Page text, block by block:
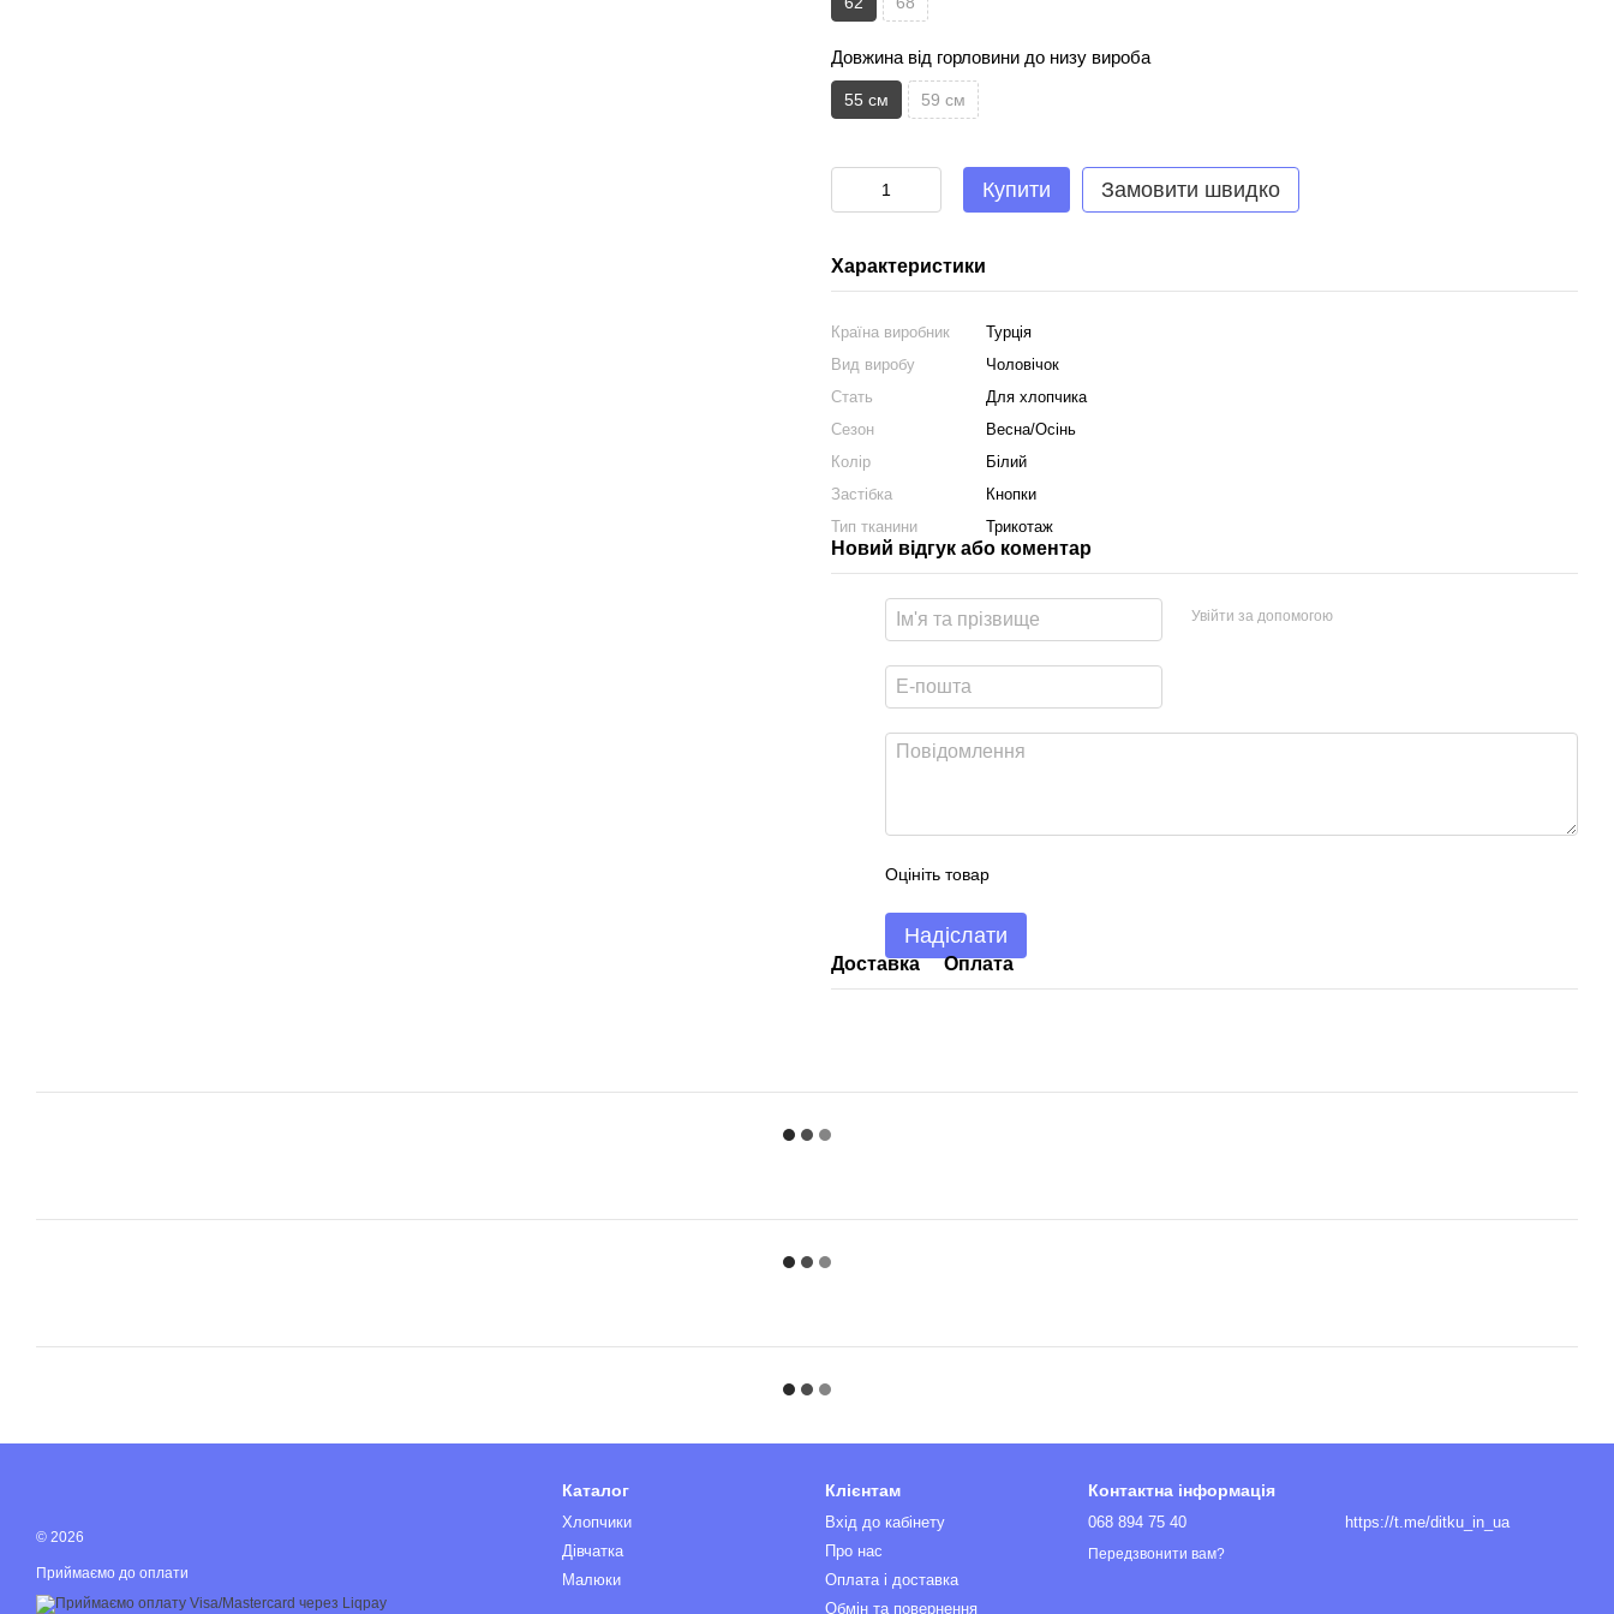
Довжина від горловини до низу вироба
55 см 59 см
Купити Замовити швидко
Характеристики
Країна виробник
Турція
Вид виробу
Чоловічок
Стать
Для хлопчика
Сезон
Весна/Осінь
Колір
Білий
Застібка
Кнопки
Тип тканини
Трикотаж
Новий відгук або коментар
Увійти за допомогою
Оцініть товар
Надіслати
Доставка Оплата
© 2026
Приймаємо до оплати
Каталог
Хлопчики
Дівчатка
Малюки
Клієнтам
Вхід до кабінету
Про нас
Оплата і доставка
Обмін та повернення
Контактна інформація
068 894 75 40
Передзвонити вам?
https://t.me/ditku_in_ua